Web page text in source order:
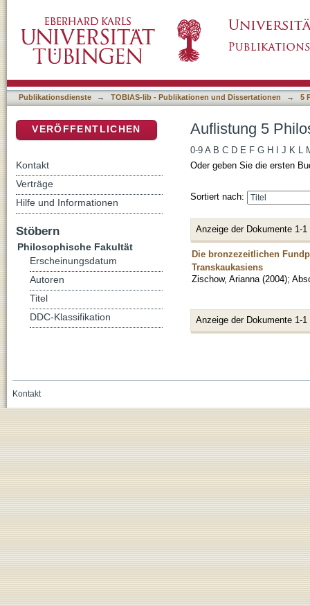
Publikationsdienste → TOBIAS-lib - Publikationen und Dissertationen → 5
Auflistung 5
0-9 A B C D E F G H J K L
Oder geben Sie die ersten
Sortiert nach:
Anzeige der Dokumente 1-1
Die bronzezeitlichen
Transkaukasiens
Zischow, Arianna (2004);
Anzeige der Dokumente 1-1
VERÖFFENTLICHEN
Kontakt
Verträge
Hilfe und Informationen
Stöbern
Philosophische Fakultät
Erscheinungsdatum
Autoren
Titel
DDC-Klassifikation
Kontakt